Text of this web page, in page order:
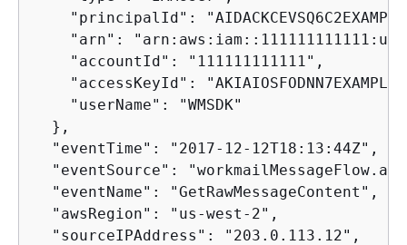
"principalId":
"arn":
    "accountId": "111111111111",
"accessKeyId":
    "userName": "WMSDK"
  },
  "eventTime": "2017-12-12T18:13:44Z",
"eventSource":
  "eventName": "GetRawMessageContent",
  "awsRegion": "us-west-2",
  "sourceIPAddress": "203.0.113.12",